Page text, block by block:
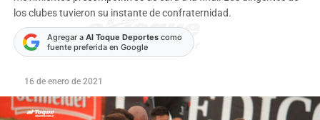
los clubes tuvieron su instante de confraternidad.
Agregar a Al Toque Deportescomo
fuente preferida en Google
16 de enero de 2021